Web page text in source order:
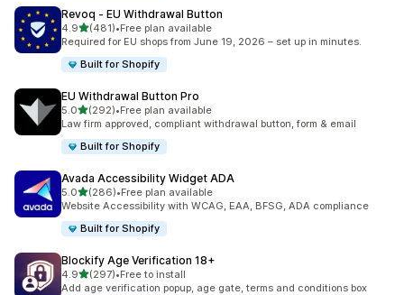
Revoq ‑ EU Withdrawal Button
4.9เต็ม 5 ดาว
(481)
ทั้งหมด 481 รีวิว
•Free plan available
Required for EU shops from June 19, 2026 – set up in minutes.
Built for Shopify
EU Withdrawal Button Pro
5.0เต็ม 5 ดาว
(292)
ทั้งหมด 292 รีวิว
•Free plan available
Law firm approved, compliant withdrawal button, form & email
Built for Shopify
Avada Accessibility Widget ADA
5.0เต็ม 5 ดาว
(286)
ทั้งหมด 286 รีวิว
•Free plan available
Website Accessibility with WCAG, EAA, BFSG, ADA compliance
Built for Shopify
Blockify Age Verification 18+
4.9เต็ม 5 ดาว
(297)
ทั้งหมด 297 รีวิว
•Free to install
Add age verification popup, age gate, terms and conditions box